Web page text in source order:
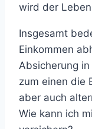
wird der
Insgesamt
Einkommen
Absicherung
zum einen die
aber auch
Wie kann ich